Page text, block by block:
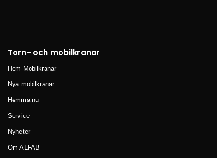
Torn- och mobilkranar
Hem Mobilkranar
Nya mobilkranar
Hemma nu
Service
Nyheter
Om ALFAB